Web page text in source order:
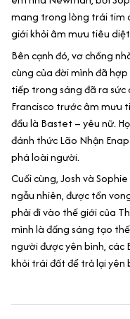
mang trong lòng trái tim
giới khỏi âm mưu tiêu
Bên cạnh đó, vơ chồng
cùng của đời mình đã
tiếp trong sáng đã ra sức
Francisco trước âm mưu
đầu là Bastet – yêu nữ.
đánh thức Lão Nhận
phá loài người.
Cuối cùng, Josh và
ngẫu nhiên, được tồn
phải đi vào thế giới của
mình là đấng sáng tạo
người được yên bình, các
khỏi trái đất để trả lại yên